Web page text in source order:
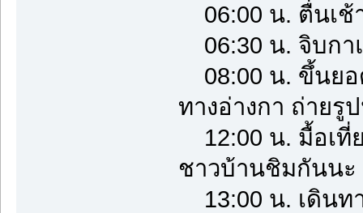
06:00 น. ตื่นเช้
06:30 น. จิบกา
08:00 น. ขึ้นยอ
ทางอ่างกา ถ่าย
12:00 น. มื้อเที่
ชาวบ้านชิมกันนะ
13:00 น. เดินท